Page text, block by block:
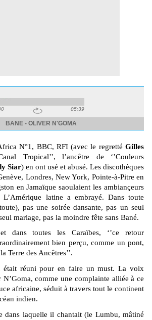
N°1, BBC, RFI (avec le regretté Gilles
Tropical’’, l’ancêtre de ‘’Couleurs
Siar) en ont usé et abusé. Les discothèques
Londres, New York, Pointe-à-Pitre en
en Jamaïque saoulaient les ambiançeurs
latine a embrayé. Dans toute
pas une soirée dansante, pas un seul
mariage, pas la moindre fête sans Bané.
dans toutes les Caraïbes, ‘’ce retour
bien perçu, comme un pont,
Terre des Ancêtres’’.
réuni pour en faire un must. La voix
N’Goma, comme une complainte alliée à ce
africaine, séduit à travers tout le continent
indien.
dans laquelle il chantait (le Lumbu, mâtiné